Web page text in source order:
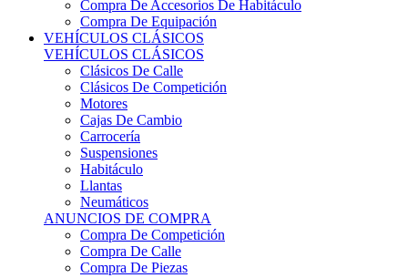
Compra De Accesorios De Habitáculo
Compra De Equipación
VEHÍCULOS CLÁSICOS
VEHÍCULOS CLÁSICOS
Clásicos De Calle
Clásicos De Competición
Motores
Cajas De Cambio
Carrocería
Suspensiones
Habitáculo
Llantas
Neumáticos
ANUNCIOS DE COMPRA
Compra De Competición
Compra De Calle
Compra De Piezas